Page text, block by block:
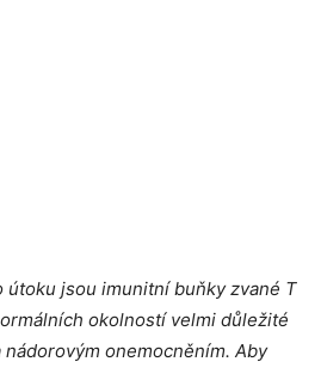
útoku jsou imunitní buňky zvané T
okolností velmi důležité
onemocněním. Aby